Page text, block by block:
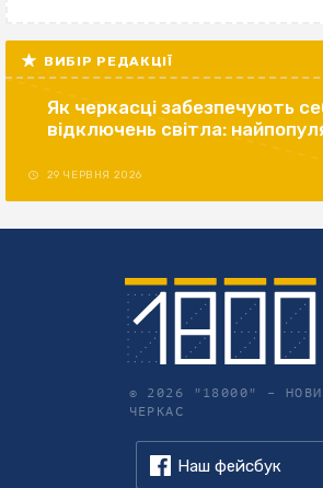
ВИБІР РЕДАКЦІЇ
Як черкасці забезпечують
відключень світла:
29 ЧЕРВНЯ 2026
© 2026 "18000" –
ЧЕРКАС
Наш фейсбук